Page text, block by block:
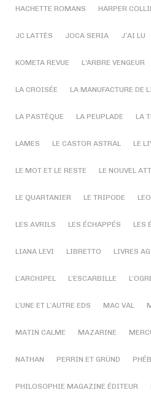
HACHETTE ROMANS HARPER
JC LATTÈS JOCA SERIA J’AI LU
KOMETA REVUE L'ARBRE VENGEUR
LA CROISÉE LA MANUFACTURE DE
LA PASTÈQUE LA PEUPLADE LA
LAMES LE CASTOR ASTRAL LE
LE MOT ET LE RESTE LE NOUVEL
LE QUARTANIER LE TRIPODE
LES AVRILS LES ÉCHAPPÉS LES
LIANA LEVI LIBRETTO LIVRES
L’ARCHIPEL L’ESCARBILLE
L’UNE ET L’AUTRE EDS MAC VAL
MATIN CALME MAZARINE
NATHAN PERRIN ET GRÜND
PHILOSOPHIE MAGAZINE ÉDITEUR